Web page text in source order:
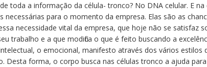
toda a informação da célula- tronco? No DNA celular. E
necessárias para o momento da empresa. Elas são as
necessidade vital da empresa, que hoje não se satisfaz
trabalho e a que modifica o que é feito buscando a
o emocional, manifesto através dos vários
Desta forma, o corpo busca nas células tronco a ajuda